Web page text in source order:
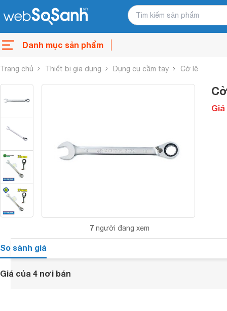
Danh mục sản phẩm
Trang chủ Thiết bị gia dụng Dụng cụ cầm tay Cờ lê
7 người đang xem
So sánh giá
Giá của 4 nơi bán